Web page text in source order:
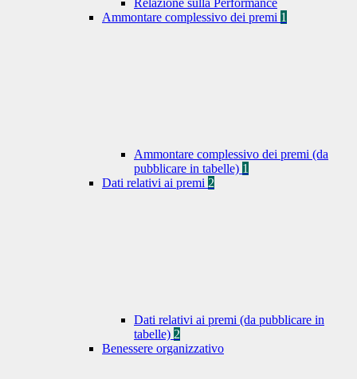
Relazione sulla Performance
Ammontare complessivo dei premi 1
Ammontare complessivo dei premi (da
pubblicare in tabelle) 1
Dati relativi ai premi 2
Dati relativi ai premi (da pubblicare in
tabelle) 2
Benessere organizzativo